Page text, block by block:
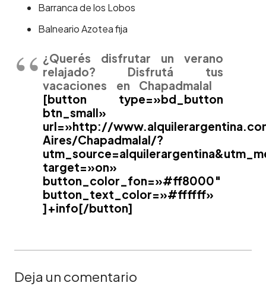
Barranca de los Lobos
Balneario Azotea fija
¿Querés disfrutar un verano
relajado? Disfrutá tus
vacaciones en Chapadmalal
[button type=»bd_button
btn_small»
url=»http://
Aires/Chapadmalal/?
target=»on»
button_color_fon=»#ff8000″
button_text_color=»#ffffff»
]+info[/button]
Deja un comentario